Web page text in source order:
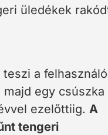
üledékek
a
egy csúszka
ezelőttiig. A
tengeri